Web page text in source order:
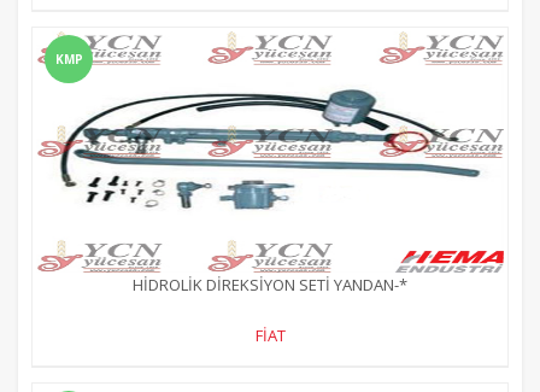
KMP
HİDROLİK DİREKSİYON SETİ YANDAN-*
FİAT